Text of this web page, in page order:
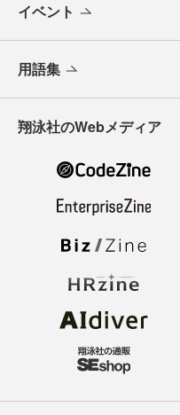
イベント
用語集
翔泳社のWebメディア